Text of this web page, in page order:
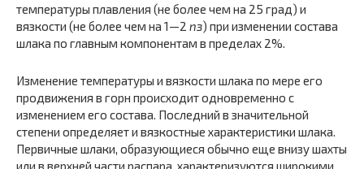
температуры плавления (не более чем на 25 град) и
вязкости (не более чем на 1—2 пз) при изменении состава
шлака по главным компонентам в пределах 2%.
Изменение температуры и вязкости шлака по мере его
про­движения в горн происходит одновременно с
изменением его со­става. Последний в значительной
степени определяет и вязкостные характеристики шлака.
Первичные шлаки, образующиеся обычно еще внизу шахты
или в верхней части распара, характеризуются широкими